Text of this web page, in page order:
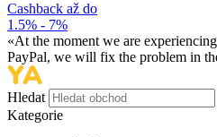
Cashback až do
1.5% - 7%
«At the moment we are
PayPal, we will fix the problem in
Hledat
Kategorie